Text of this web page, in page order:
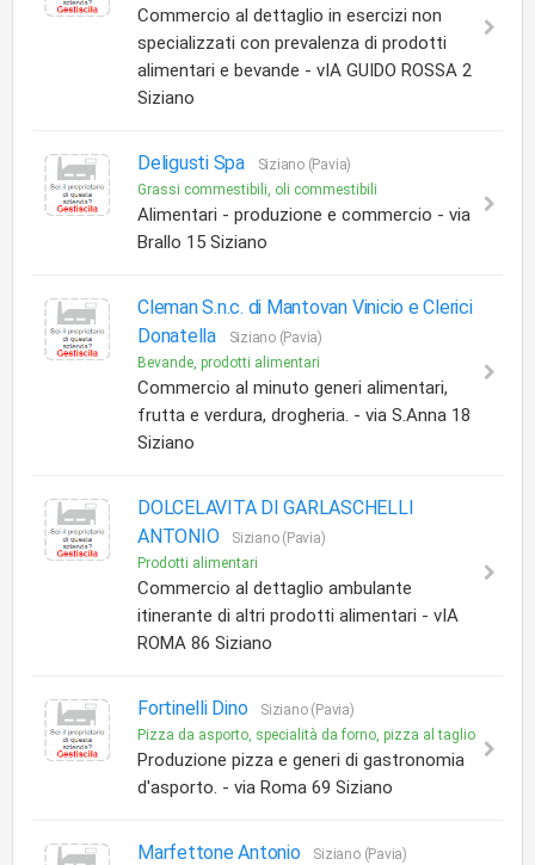
Commercio al dettaglio in esercizi non
specializzati con prevalenza di prodotti
alimentari e bevande - vIA GUIDO ROSSA 2
Siziano
Deligusti Spa
Siziano (Pavia)
Grassi commestibili, oli commestibili
Alimentari - produzione e commercio - via
Brallo 15 Siziano
Cleman S.n.c. di Mantovan Vinicio e Clerici
Donatella
Siziano (Pavia)
Bevande, prodotti alimentari
Commercio al minuto generi alimentari,
frutta e verdura, drogheria. - via S.Anna 18
Siziano
DOLCELAVITA DI GARLASCHELLI
ANTONIO
Siziano (Pavia)
Prodotti alimentari
Commercio al dettaglio ambulante
itinerante di altri prodotti alimentari - vIA
ROMA 86 Siziano
Fortinelli Dino
Siziano (Pavia)
Pizza da asporto, specialità da forno, pizza al taglio
Produzione pizza e generi di gastronomia
d'asporto. - via Roma 69 Siziano
Marfettone Antonio
Siziano (Pavia)